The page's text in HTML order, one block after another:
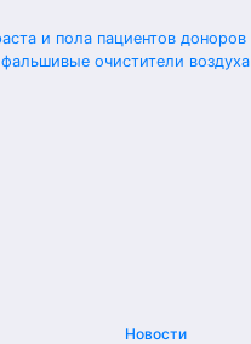
и пола пациентов доноров
очистители воздуха
Новости